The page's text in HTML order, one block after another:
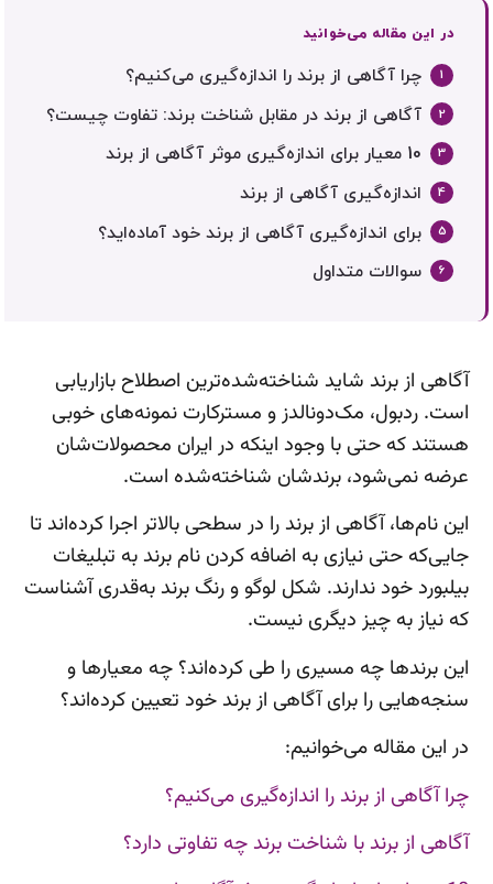
در این مقاله می‌خوانید
چرا آگاهی از برند را اندازه‌گیری می‌کنیم؟
آگاهی از برند در مقابل شناخت برند: تفاوت چیست؟
10 معیار برای اندازه‌گیری موثر آگاهی از برند
اندازه‌گیری آگاهی از برند
برای اندازه‌گیری آگاهی از برند خود آماده‌اید؟
سوالات متداول
آگاهی از برند شاید شناخته‌شده‌ترین اصطلاح بازاریابی
است. ردبول، مک‌دونالدز و مسترکارت نمونه‌های خوبی
هستند که حتی با وجود اینکه در ایران محصولات‌شان
عرضه نمی‌شود، برندشان شناخته‌شده است.
این نام‌ها، آگاهی از برند را در سطحی بالاتر اجرا کرده‌اند تا
جایی‌که حتی نیازی به اضافه کردن نام برند به تبلیغات
بیلبورد خود ندارند. شکل لوگو و رنگ برند به‌قدری آشناست
که نیاز به چیز دیگری نیست.
این برندها چه مسیری را طی کرده‌اند؟ چه معیارها و
سنجه‌هایی را برای آگاهی از برند خود تعیین کرده‌اند؟
در این مقاله می‌خوانیم:
چرا آگاهی از برند را اندازه‌گیری می‌کنیم؟
آگاهی از برند با شناخت برند چه تفاوتی دارد؟